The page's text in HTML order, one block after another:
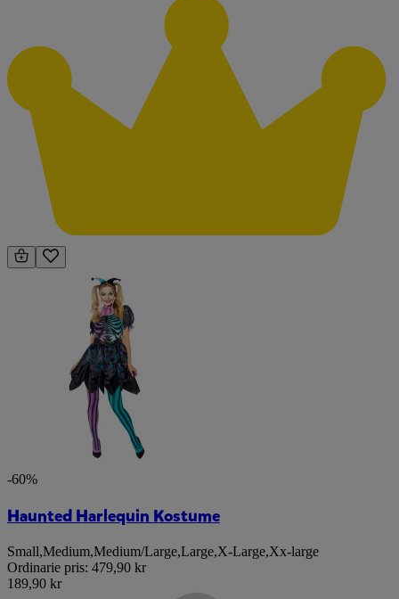
-60%
Haunted Harlequin Kostume
Small,Medium,Medium/Large,Large,X-Large,Xx-large
Ordinarie pris: 479,90 kr
189,90 kr